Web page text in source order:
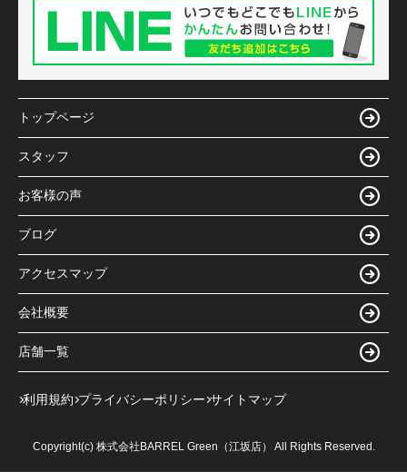
トップページ
スタッフ
お客様の声
ブログ
アクセスマップ
会社概要
店舗一覧
利用規約 プライバシーポリシー サイトマップ
Copyright(c) 株式会社BARREL Green（江坂店） All Rights Reserved.